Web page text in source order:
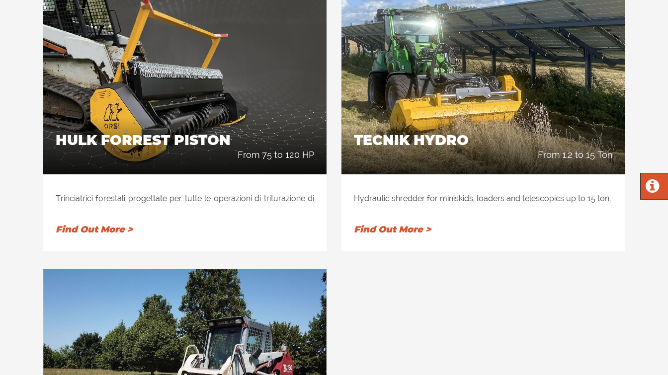
5 Belts side transmission.
displacement piston motor (REXROTH® by Bosch Company®) with
automatic variable flow, allows increased productivity while adapting
to the workload required during mulching operations.
Dustproof closed frame and reinforced side to withstand the axial
load of the loader, with hydraulic opening and closing of the hood.
Standard equipment includes a valve developed by ORSI 3-in-1,
allowing for versatile, efficient, and safe hydraulic management.
HULK FORREST PISTON
from 75 to 120 HP
Trinciatrici forestali progettate per tutte le operazioni di triturazione di
rotore di tipo forestale elicoidale Ø 450 mm con utensili fissi. Il telaio
HARDOX che garantiscono una triturazione fine e omogenea e
regolazione del cofano idraulico con cilindro integrato, doppio telaio in
Hardox. Doppia fila di catene di protezione anteriore, con piastre
avvitate che limitano la fuoriuscita di materiale triturato e proteggono
allo stesso tempo l’operatore e il trattore/cabina. Abbattirami
meccanico che oltre a proteggere il trattore convoglia nel rotore il
materiale prima della triturazione, a richiesta si può avere anche
idraulico per maggiore comodità di uso. Utensili fissi in carburo di
Find Out More >
TECNIK HYDRO
from 1.2 to 15 Ton
Hydraulic shredder for miniskids, loaders and telescopics up to 15 ton.
Find Out More >